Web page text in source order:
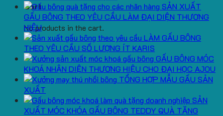
Cart
No products in the cart.
SẢN XUẤT
GẤU BÔNG THEO YÊU CẦU LÀM ĐẠI DIỆN THƯƠNG
HIỆU
LÀM GẤU BÔNG
THEO YÊU CẦU SỐ LƯỢNG ÍT KARIS
GẤU BÔNG MÓC
KHOÁ NHẬN DIỆN THƯƠNG HIỆU CHO ĐẠI HỌC AJOU
TỔNG HỢP MẪU GẤU SẢN
XUẤT
SẢN
XUẤT MÓC KHÓA GẤU BÔNG TEDDY QUÀ TẶNG